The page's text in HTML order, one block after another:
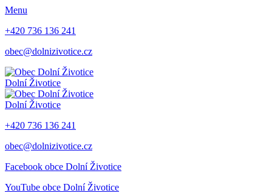
Menu
+420 736 136 241
obec@dolnizivotice.cz
Dolní Životice
Dolní Životice
+420 736 136 241
obec@dolnizivotice.cz
Facebook obce Dolní Životice
YouTube obce Dolní Životice